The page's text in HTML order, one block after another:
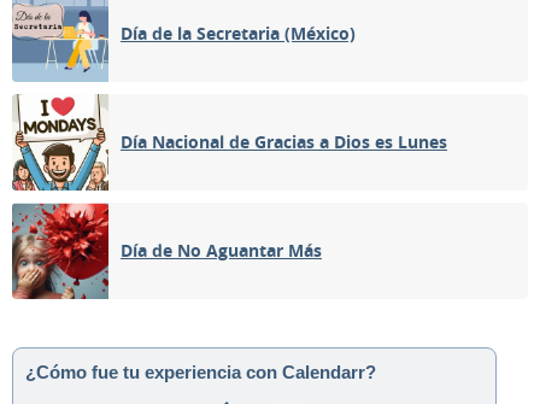
Día de la Secretaria (México)
Día Nacional de Gracias a Dios es Lunes
Día de No Aguantar Más
¿Cómo fue tu experiencia con Calendarr?